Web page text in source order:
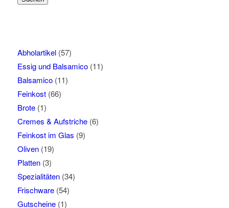
Abholartikel (57)
Essig und Balsamico (11)
Balsamico (11)
Feinkost (66)
Brote (1)
Cremes & Aufstriche (6)
Feinkost im Glas (9)
Oliven (19)
Platten (3)
Spezialitäten (34)
Frischware (54)
Gutscheine (1)